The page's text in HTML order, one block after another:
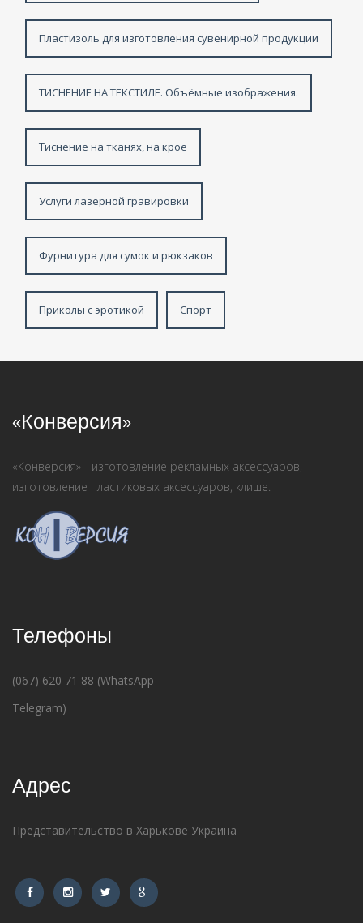
Пластизоль для изготовления сувенирной продукции
ТИСНЕНИЕ НА ТЕКСТИЛЕ. Объёмные изображения.
Тиснение на тканях, на крое
Услуги лазерной гравировки
Фурнитура для сумок и рюкзаков
Приколы с эротикой Спорт
«Конверсия»
«Конверсия» - изготовление рекламных аксессуаров,
изготовление пластиковых аксессуаров, клише.
Телефоны
(067) 620 71 88 (WhatsApp
Telegram)
Адрес
Представительство в Харькове Украина